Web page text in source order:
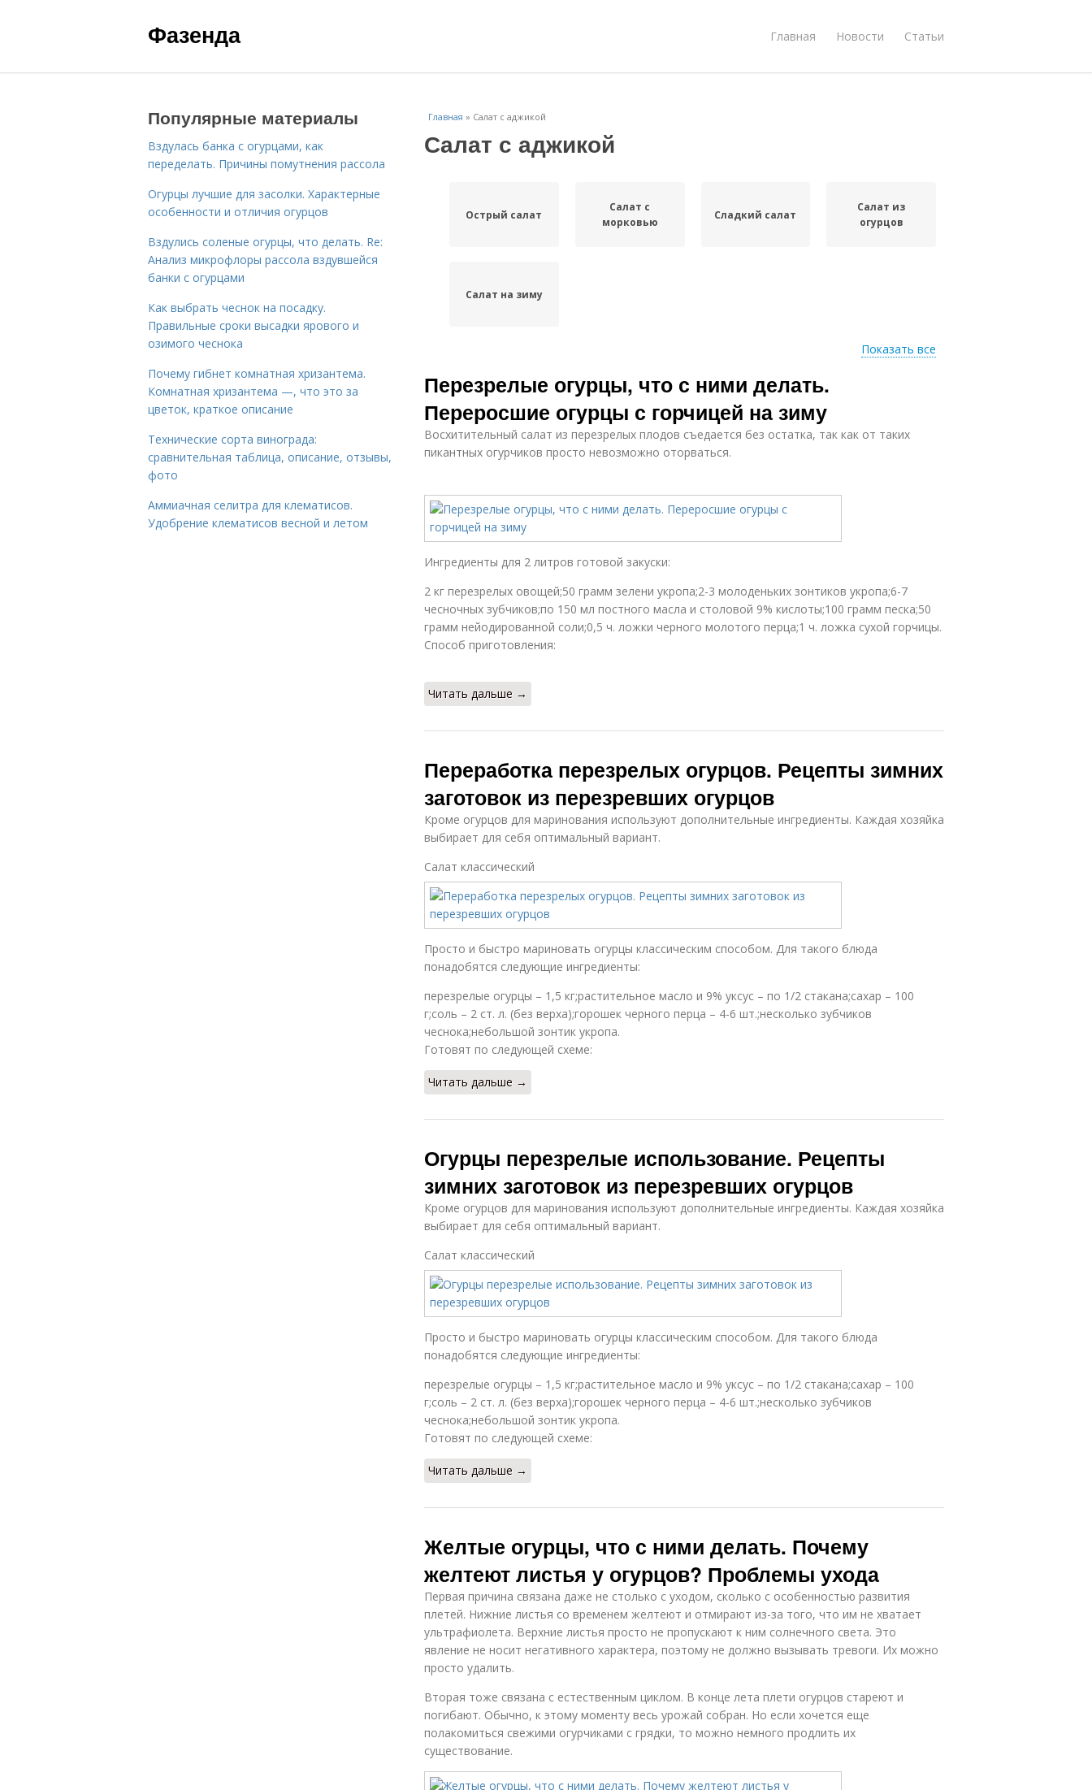
Фазенда Главная Новости Статьи
Главная » Салат с аджикой
Салат с аджикой
Острый салат
Салат с
морковью
Сладкий салат
Салат из
огурцов
Салат на зиму
Показать все
Перезрелые огурцы, что с ними делать.
Переросшие огурцы с горчицей на зиму
Восхитительный салат из перезрелых плодов съедается без остатка, так как от таких
пикантных огурчиков просто невозможно оторваться.
Ингредиенты для 2 литров готовой закуски:
2 кг перезрелых овощей;50 грамм зелени укропа;2-3 молоденьких зонтиков укропа;6-7
чесночных зубчиков;по 150 мл постного масла и столовой 9% кислоты;100 грамм песка;50
грамм нейодированной соли;0,5 ч. ложки черного молотого перца;1 ч. ложка сухой горчицы.
Способ приготовления:
Читать дальше →
Переработка перезрелых огурцов. Рецепты зимних
заготовок из перезревших огурцов
Кроме огурцов для маринования используют дополнительные ингредиенты. Каждая хозяйка
выбирает для себя оптимальный вариант.
Салат классический
Просто и быстро мариновать огурцы классическим способом. Для такого блюда
понадобятся следующие ингредиенты:
перезрелые огурцы – 1,5 кг;растительное масло и 9% уксус – по 1/2 стакана;сахар – 100
г;соль – 2 ст. л. (без верха);горошек черного перца – 4-6 шт.;несколько зубчиков
чеснока;небольшой зонтик укропа.
Готовят по следующей схеме:
Читать дальше →
Огурцы перезрелые использование. Рецепты
зимних заготовок из перезревших огурцов
Кроме огурцов для маринования используют дополнительные ингредиенты. Каждая хозяйка
выбирает для себя оптимальный вариант.
Салат классический
Просто и быстро мариновать огурцы классическим способом. Для такого блюда
понадобятся следующие ингредиенты:
перезрелые огурцы – 1,5 кг;растительное масло и 9% уксус – по 1/2 стакана;сахар – 100
г;соль – 2 ст. л. (без верха);горошек черного перца – 4-6 шт.;несколько зубчиков
чеснока;небольшой зонтик укропа.
Готовят по следующей схеме:
Читать дальше →
Желтые огурцы, что с ними делать. Почему
желтеют листья у огурцов? Проблемы ухода
Первая причина связана даже не столько с уходом, сколько с особенностью развития
плетей. Нижние листья со временем желтеют и отмирают из-за того, что им не хватает
ультрафиолета. Верхние листья просто не пропускают к ним солнечного света. Это
явление не носит негативного характера, поэтому не должно вызывать тревоги. Их можно
просто удалить.
Вторая тоже связана с естественным циклом. В конце лета плети огурцов стареют и
погибают. Обычно, к этому моменту весь урожай собран. Но если хочется еще
полакомиться свежими огурчиками с грядки, то можно немного продлить их
существование.
Популярные материалы
Вздулась банка с огурцами, как
переделать. Причины помутнения рассола
Огурцы лучшие для засолки. Характерные
особенности и отличия огурцов
Вздулись соленые огурцы, что делать. Re:
Анализ микрофлоры рассола вздувшейся
банки с огурцами
Как выбрать чеснок на посадку.
Правильные сроки высадки ярового и
озимого чеснока
Почему гибнет комнатная хризантема.
Комнатная хризантема —, что это за
цветок, краткое описание
Технические сорта винограда:
сравнительная таблица, описание, отзывы,
фото
Аммиачная селитра для клематисов.
Удобрение клематисов весной и летом